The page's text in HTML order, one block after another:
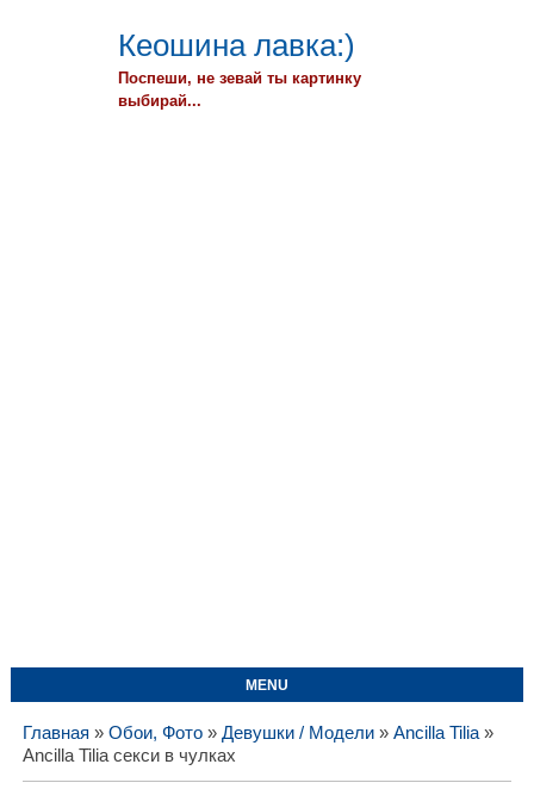
Кеошина лавка:)
Поспеши, не зевай ты картинку
выбирай...
MENU
Главная » Обои, Фото» Девушки / Модели» Ancilla Tilia»
Ancilla Tilia секси в чулках